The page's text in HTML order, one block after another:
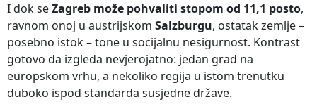
I dok seZagreb može pohvaliti stopom od 11,1 posto,
ravnom onoj u austrijskom Salzburgu, ostatak zemlje –
posebno istok – tone u socijalnu nesigurnost. Kontrast
gotovo da izgleda nevjerojatno: jedan grad na
europskom vrhu, a nekoliko regija u istom trenutku
duboko ispod standarda susjedne države.